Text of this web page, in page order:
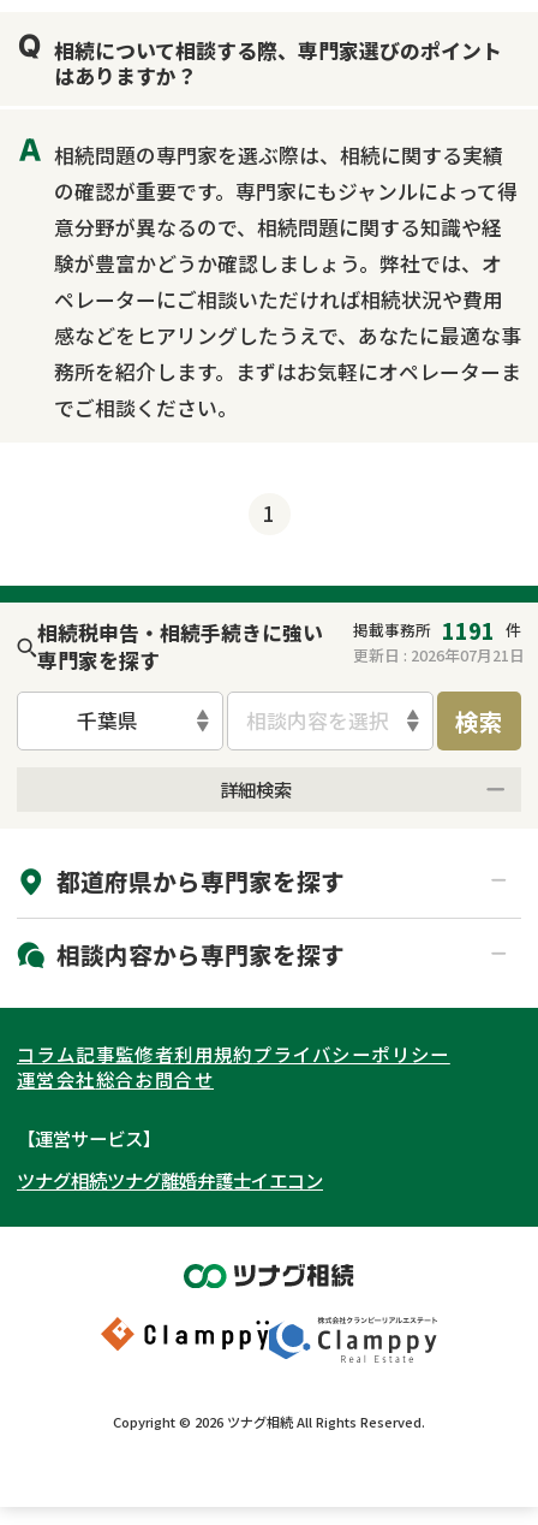
相続について相談する際、専門家選びのポイント
はありますか？
相続問題の専門家を選ぶ際は、相続に関する実績
の確認が重要です。専門家にもジャンルによって得
意分野が異なるので、相続問題に関する知識や経
験が豊富かどうか確認しましょう。弊社では、オ
ペレーターにご相談いただければ相続状況や費用
感などをヒアリングしたうえで、あなたに最適な事
務所を紹介します。まずはお気軽にオペレーターま
でご相談ください。
1
相続税申告・相続手続きに強い
専門家を探す
掲載事務所 1191 件
更新日 : 2026年07月21日
千葉県 相談内容を選択 検索
詳細検索
初回相談無料
土日祝の相談可能
都道府県から専門家を探す
北海道・東北
北海道 青森県
岩手県 宮城県
秋田県
福島県
関東
東京都 神奈川県
埼玉県
茨城県 群馬県
東海
愛知県
岐阜県 山梨県
関西
大阪府 京都府
奈良県
和歌山県
北陸・甲信越
石川県
富山県
岡山県
香川県 愛媛県
九州・沖縄
大分県 宮崎県
相談内容から専門家を探す
相続登記
遺産分割
相続手続き
家族信託
成年後見・任意後見
相続財産調査
不動産評価(相続不動産)
相続トラブル
コラム記事監修者利用規約プライバシーポリシー
運営会社総合お問合せ
【運営サービス】
ツナグ相続ツナグ離婚弁護士イエコン
Copyright © 2026 ツナグ相続All Rights Reserved.